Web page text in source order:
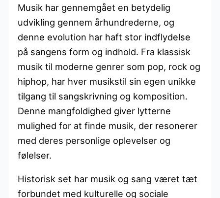
Musik har gennemgået en betydelig
udvikling gennem århundrederne, og
denne evolution har haft stor indflydelse
på sangens form og indhold. Fra klassisk
musik til moderne genrer som pop, rock og
hiphop, har hver musikstil sin egen unikke
tilgang til sangskrivning og komposition.
Denne mangfoldighed giver lytterne
mulighed for at finde musik, der resonerer
med deres personlige oplevelser og
følelser.
Historisk set har musik og sang været tæt
forbundet med kulturelle og sociale